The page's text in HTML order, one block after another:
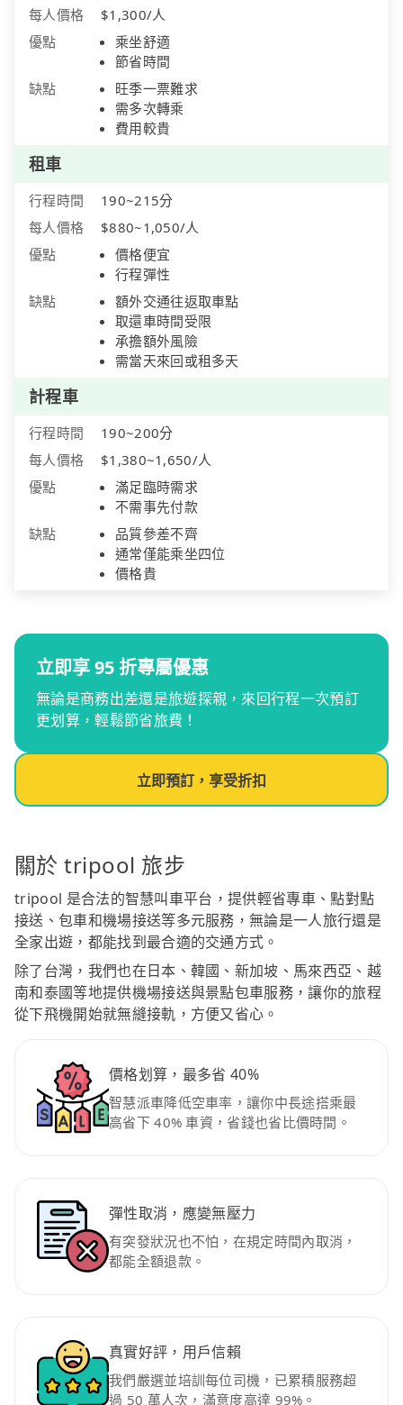
每人價格
$1,300/人
優點
乘坐舒適
節省時間
缺點
旺季一票難求
需多次轉乘
費用較貴
租車
行程時間
190~215分
每人價格
$880~1,050/人
優點
價格便宜
行程彈性
缺點
額外交通往返取車點
取還車時間受限
承擔額外風險
需當天來回或租多天
計程車
行程時間
190~200分
每人價格
$1,380~1,650/人
優點
滿足臨時需求
不需事先付款
缺點
品質參差不齊
通常僅能乘坐四位
價格貴
立即享 95 折專屬優惠
無論是商務出差還是旅遊探親，來回行程一次預訂
更划算，輕鬆節省旅費！
立即預訂，享受折扣
關於 tripool 旅步
tripool 是合法的智慧叫車平台，提供輕省專車、點對點
接送、包車和機場接送等多元服務，無論是一人旅行還是
全家出遊，都能找到最合適的交通方式。
除了台灣，我們也在日本、韓國、新加坡、馬來西亞、越
南和泰國等地提供機場接送與景點包車服務，讓你的旅程
從下飛機開始就無縫接軌，方便又省心。
價格划算，最多省 40%
智慧派車降低空車率，讓你中長途搭乘最
高省下 40% 車資，省錢也省比價時間。
彈性取消，應變無壓力
有突發狀況也不怕，在規定時間內取消，
都能全額退款。
真實好評，用戶信賴
我們嚴選並培訓每位司機，已累積服務超
過 50 萬人次，滿意度高達 99%。